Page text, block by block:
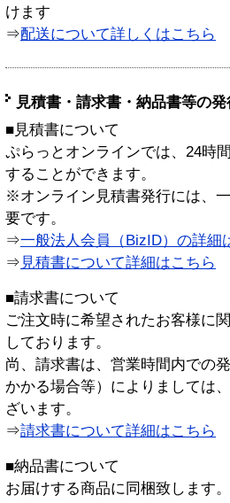
けます
⇒配送について詳しくはこちら
見積書・請求書・納品書等の
■見積書について
ぷらっとオンラインでは、24時
することができます。
※オンライン見積書発行には、
要です。
⇒一般法人会員（BizID）の詳細
⇒ 見積書について詳細はこちら
■請求書について
ご注文時に希望されたお客様に
しております。
尚、請求書は、営業時間内での
かかる場合等）によりましては
ざいます。
⇒請求書について詳細はこちら
■納品書について
お届けする商品に同梱致します。